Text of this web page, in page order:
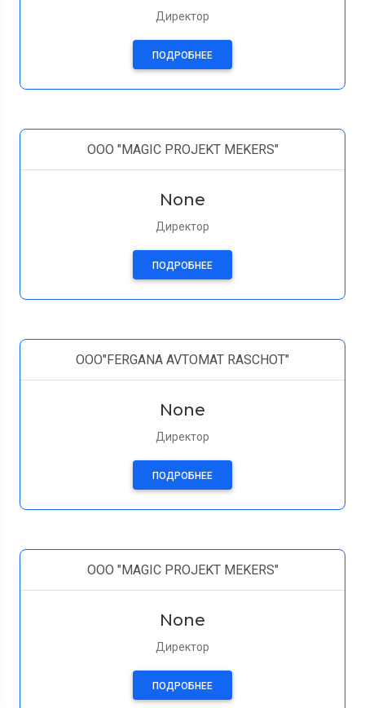
Директор
ПОДРОБНЕЕ
ООО "MAGIC PROJEKT MEKERS"
None
Директор
ПОДРОБНЕЕ
OOO"FERGANA AVTOMAT RASCHOT"
None
Директор
ПОДРОБНЕЕ
ООО "MAGIC PROJEKT MEKERS"
None
Директор
ПОДРОБНЕЕ